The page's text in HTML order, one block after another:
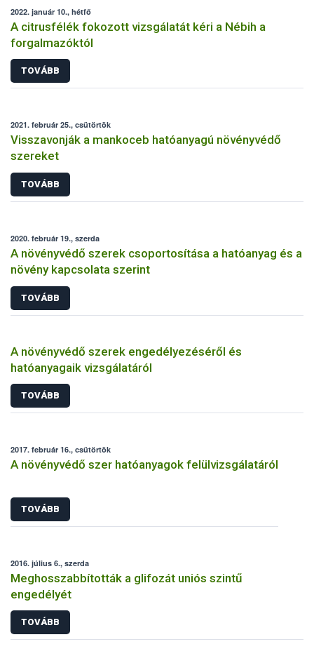
2022. január 10., hétfő
A citrusfélék fokozott vizsgálatát kéri a Nébih a
forgalmazóktól
TOVÁBB
2021. február 25., csütörtök
Visszavonják a mankoceb hatóanyagú növényvédő
szereket
TOVÁBB
2020. február 19., szerda
A növényvédő szerek csoportosítása a hatóanyag és a
növény kapcsolata szerint
TOVÁBB
A növényvédő szerek engedélyezéséről és
hatóanyagaik vizsgálatáról
TOVÁBB
2017. február 16., csütörtök
A növényvédő szer hatóanyagok felülvizsgálatáról
TOVÁBB
2016. július 6., szerda
Meghosszabbították a glifozát uniós szintű
engedélyét
TOVÁBB